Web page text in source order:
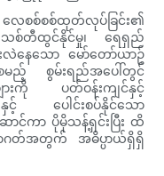
လေစစ်စစ်ထုတ်လုပ်ခြင်း၏
စ်တီထွင်နိုင်မှု၊ ရေရှည်
နေသော မော်တော်ယာဥ်
မည့် စွမ်းရည်အပေါ်တွင်
းကို ပတ်ဝန်းကျင်နှင့်
င့် ပေါင်းစပ်နိုင်သော
င်ကာ ပိုမိုသန့်ရှင်းပြီး ထိ
ဂတ်အတွက် အဓိပ္ပာယ်ရှိရှိ